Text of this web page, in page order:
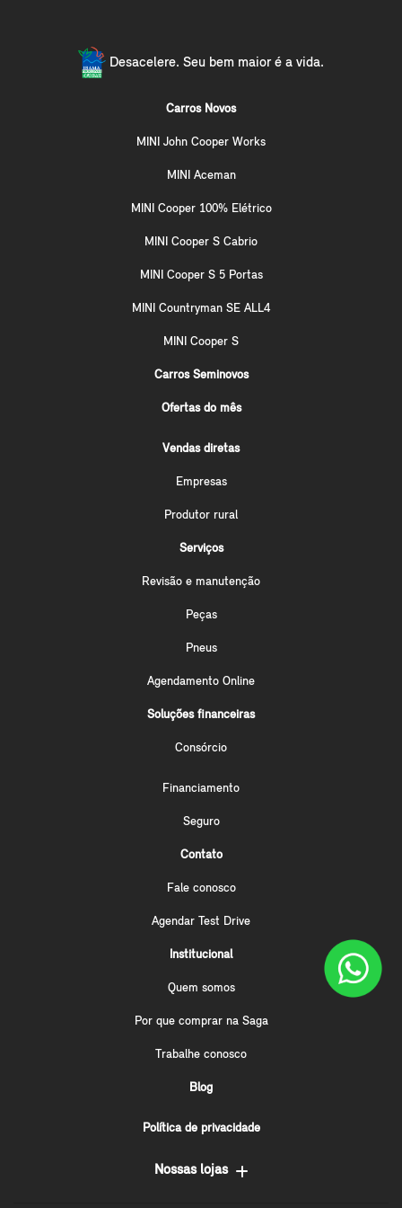
Desacelere. Seu bem maior é a vida.
Carros Novos
MINI John Cooper Works
MINI Aceman
MINI Cooper 100% Elétrico
MINI Cooper S Cabrio
MINI Cooper S 5 Portas
MINI Countryman SE ALL4
MINI Cooper S
Carros Seminovos
Ofertas do mês
Vendas diretas
Empresas
Produtor rural
Serviços
Revisão e manutenção
Peças
Pneus
Agendamento Online
Soluções financeiras
Consórcio
Financiamento
Seguro
Contato
Fale conosco
Agendar Test Drive
Institucional
Quem somos
Por que comprar na Saga
Trabalhe conosco
Blog
Política de privacidade
Nossas lojas